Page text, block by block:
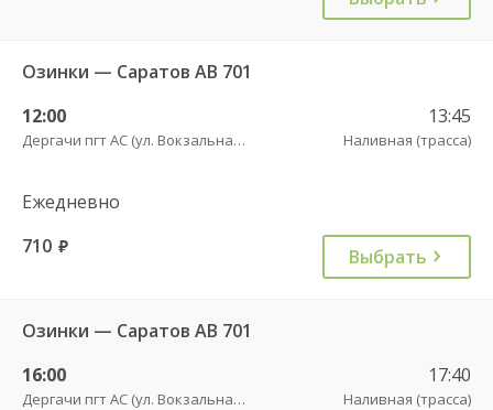
Озинки — Саратов АВ 701
12:00
Дергачи пгт АС (ул. Вокзальная, 5А)
13:45
Наливная (трасса)
Ежедневно
710 руб. Выбрать
Озинки — Саратов АВ 701
16:00
Дергачи пгт АС (ул. Вокзальная, 5А)
17:40
Наливная (трасса)